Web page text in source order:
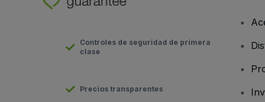
Controles de seguridad de primera
clase
Precios transparentes